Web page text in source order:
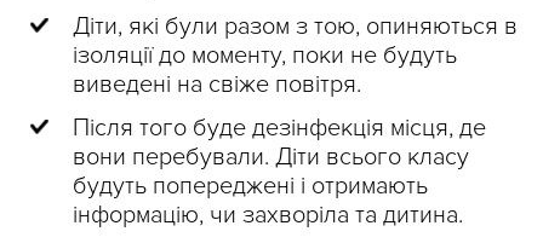
Діти, які були разом з тою, опиняються в
ізоляції до моменту, поки не будуть
виведені на свіже повітря.
Після того буде дезінфекція місця, де
вони перебували. Діти всього класу
будуть попереджені і отримають
інформацію, чи захворіла та дитина.